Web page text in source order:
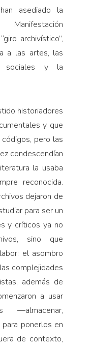
asediado la
archivístico”,
a las artes, las
sociales y la
historiadores
y que
pero las
condescendían
la usaba
reconocida.
dejaron de
para ser un
y críticos ya no
sino que
el asombro
complejidades
además de
a usar
—almacenar,
ponerlos en
de contexto,